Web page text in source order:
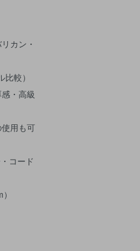
カン・
較）
・高級
用も可
コード